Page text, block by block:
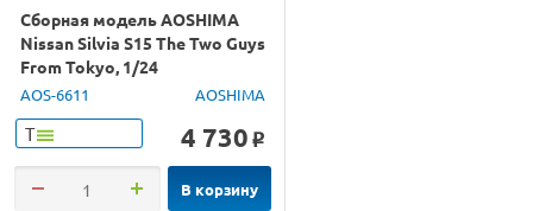
Сборная модель AOSHIMA
Nissan Silvia S15 The Two Guys
From Tokyo, 1/24
AOS-6611 AOSHIMA
Т 4 730 o
В корзину